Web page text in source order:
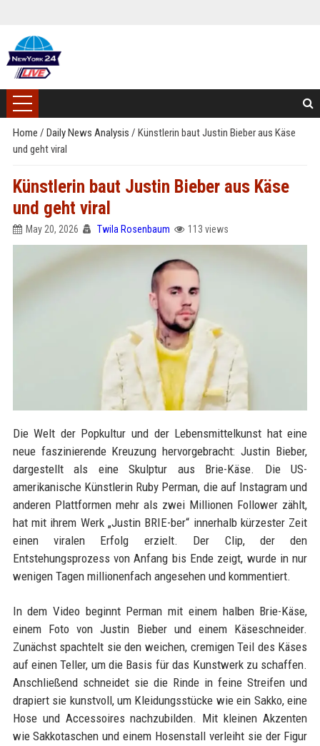
Home / Daily News Analysis / Künstlerin baut Justin Bieber aus Käse
und geht viral
Künstlerin baut Justin Bieber aus Käse
und geht viral
May 20, 2026 Twila Rosenbaum 113 views
Die Welt der Popkultur und der Lebensmittelkunst hat eine
neue faszinierende Kreuzung hervorgebracht: Justin Bieber,
dargestellt als eine Skulptur aus Brie-Käse. Die US-
amerikanische Künstlerin Ruby Perman, die auf Instagram und
anderen Plattformen mehr als zwei Millionen Follower zählt,
hat mit ihrem Werk „Justin BRIE-ber“ innerhalb kürzester Zeit
einen viralen Erfolg erzielt. Der Clip, der den
Entstehungsprozess von Anfang bis Ende zeigt, wurde in nur
wenigen Tagen millionenfach angesehen und kommentiert.
In dem Video beginnt Perman mit einem halben Brie-Käse,
einem Foto von Justin Bieber und einem Käseschneider.
Zunächst spachtelt sie den weichen, cremigen Teil des Käses
auf einen Teller, um die Basis für das Kunstwerk zu schaffen.
Anschließend schneidet sie die Rinde in feine Streifen und
drapiert sie kunstvoll, um Kleidungsstücke wie ein Sakko, eine
Hose und Accessoires nachzubilden. Mit kleinen Akzenten
wie Sakkotaschen und einem Hosenstall verleiht sie der Figur